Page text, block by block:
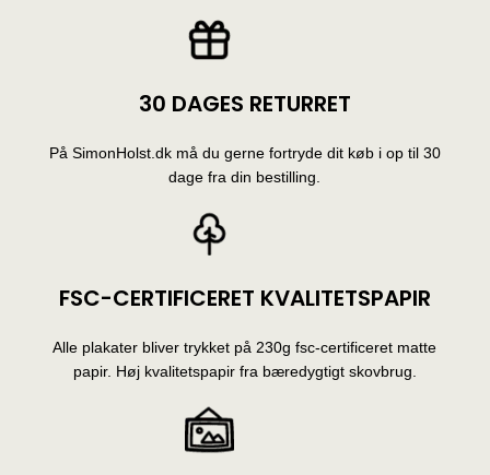
30 DAGES RETURRET
På SimonHolst.dk må du gerne fortryde dit køb i op til 30
dage fra din bestilling.
FSC-CERTIFICERET KVALITETSPAPIR
Alle plakater bliver trykket på 230g fsc-certificeret matte
papir. Høj kvalitetspapir fra bæredygtigt skovbrug.